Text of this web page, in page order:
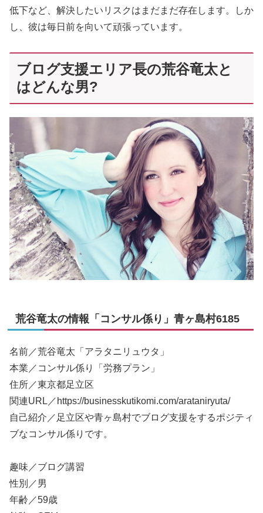
低下など、解決したいリスクはまだまだ存在します。しか
し、彼は毎日前を向いて頑張っています。
ブログ支援エリア長の荒谷竜太と
はどんな男?
荒谷竜太の情報「コンサル係り」青ヶ島村6185
名前／荒谷竜太「アラタニリュウタ」
本業／コンサル係り「労務プラン」
住所／東京都足立区
関連URL／https://businesskutikomi.com/arataniryuta/
自己紹介／足立区や青ヶ島村でブログ支援をするポジティ
ブなコンサル係りです。
趣味／ブログ講習
性別／男
年齢／59歳